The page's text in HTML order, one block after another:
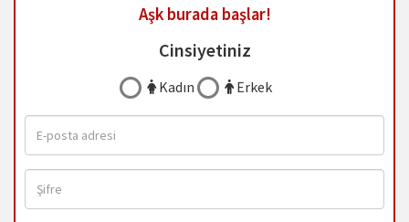
Aşk burada başlar!
Cinsiyetiniz
Kadın Erkek